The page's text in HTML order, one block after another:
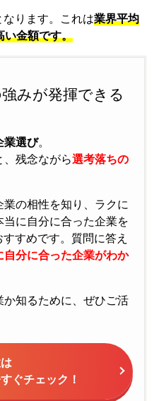
なります。これは業界平均
い金額です。
みが発揮できる
業選び。
、残念ながら選考落ちの
の相性を知り、ラクに
に自分に合った企業を
すめです。質問に答え
自分に合った企業がわか
知るために、ぜひご活
ぐチェック！